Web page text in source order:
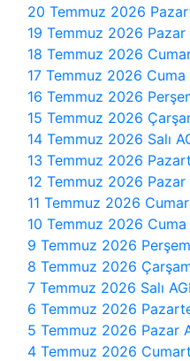
20 Temmuz 2026
19 Temmuz 2026 Pazar
18 Temmuz 2026
17 Temmuz 2026 Cuma
16 Temmuz 2026
15 Temmuz 2026
14 Temmuz 2026 Salı
13 Temmuz 2026
12 Temmuz 2026 Pazar
11 Temmuz 2026
10 Temmuz 2026 Cuma
9 Temmuz 2026
8 Temmuz 2026
7 Temmuz 2026 Salı
6 Temmuz 2026
5 Temmuz 2026 Pazar
4 Temmuz 2026